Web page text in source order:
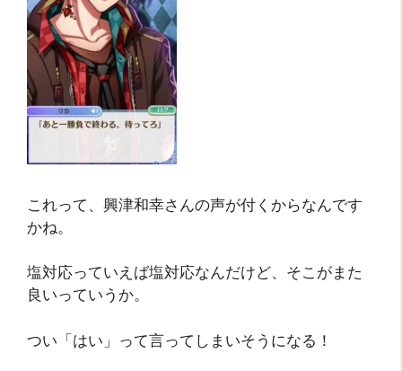
これって、興津和幸さんの声が付くからなんです
かね。
塩対応っていえば塩対応なんだけど、そこがまた
良いっていうか。
つい「はい」って言ってしまいそうになる！